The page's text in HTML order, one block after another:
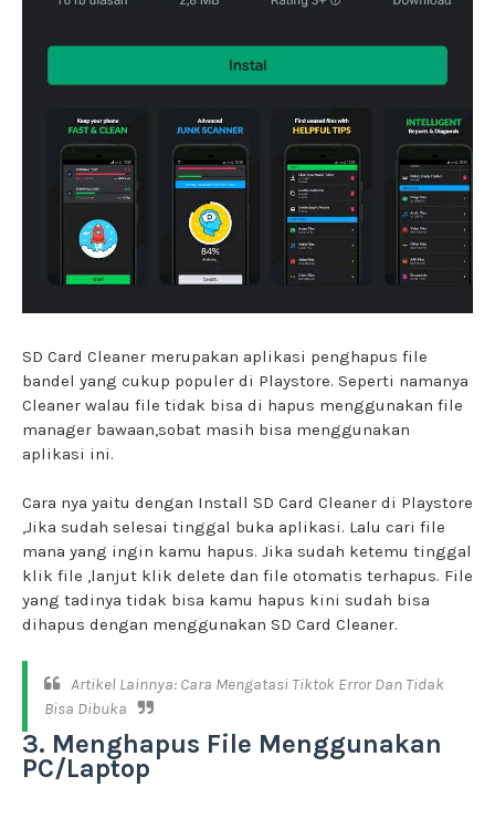
SD Card Cleaner merupakan aplikasi penghapus file
bandel yang cukup populer di Playstore. Seperti namanya
Cleaner walau file tidak bisa di hapus menggunakan file
manager bawaan,sobat masih bisa menggunakan
aplikasi ini.
Cara nya yaitu dengan Install SD Card Cleaner di Playstore
,Jika sudah selesai tinggal buka aplikasi. Lalu cari file
mana yang ingin kamu hapus. Jika sudah ketemu tinggal
klik file ,lanjut klik delete dan file otomatis terhapus. File
yang tadinya tidak bisa kamu hapus kini sudah bisa
dihapus dengan menggunakan SD Card Cleaner.
Artikel Lainnya: Cara Mengatasi Tiktok Error Dan Tidak
Bisa Dibuka
3. Menghapus File Menggunakan
PC/Laptop